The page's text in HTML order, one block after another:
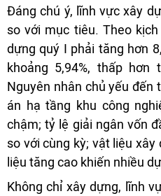
Đáng chú ý, lĩnh vực xây
so với mục tiêu. Theo
dựng quý I phải tăng hơn
khoảng 5,94%, thấp
Nguyên nhân chủ yếu
án hạ tầng khu công
chậm; tỷ lệ giải ngân vốn
so với cùng kỳ; vật liệu
liệu tăng cao khiến nhiều
Không chỉ xây dựng, lĩnh